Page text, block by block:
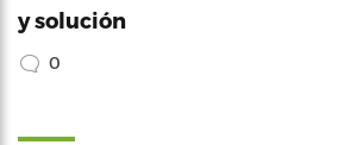
y solución
0